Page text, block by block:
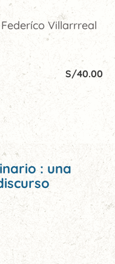
Villarrreal
S/40.00
: una